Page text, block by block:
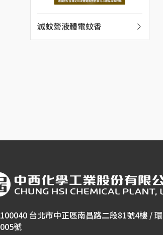
滅蚊營液體電蚊香
100040 台北市中正區南昌路二段81號4樓 /
005號